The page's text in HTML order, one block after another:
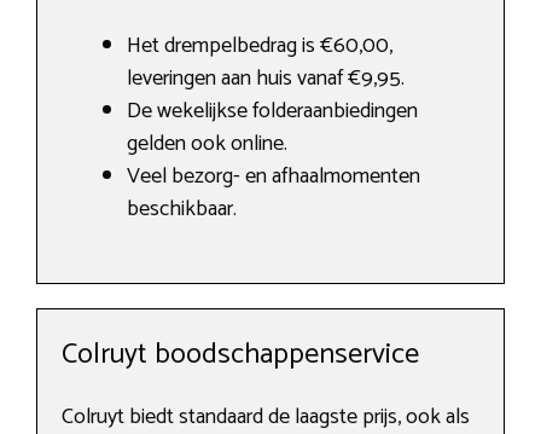
Het drempelbedrag is €60,00,
leveringen aan huis vanaf €9,95.
De wekelijkse folderaanbiedingen
gelden ook online.
Veel bezorg- en afhaalmomenten
beschikbaar.
Colruyt boodschappenservice
Colruyt biedt standaard de laagste prijs, ook als